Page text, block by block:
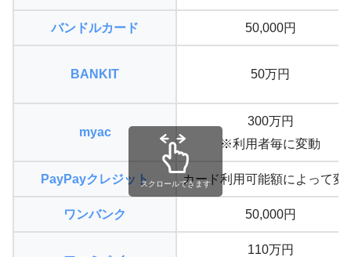
バンドルカード 50,000円
BANKIT 50万円
myac
300万円
※利用者毎に変動
PayPayクレジット カード利用可能額によって変
ワンバンク 50,000円
110万円
スクロールできます